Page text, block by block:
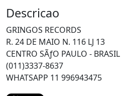
Descricao
GRINGOS RECORDS
R. 24 DE MAIO N. 116 LJ 13
CENTRO SÃƒO PAULO - BRASIL
(011)3337-8637
WHATSAPP 11 996943475